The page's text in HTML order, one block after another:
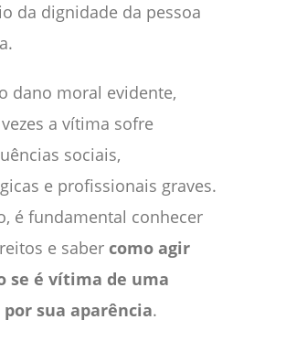
da dignidade da pessoa
dano moral evidente,
a vítima sofre
sociais,
e profissionais graves.
é fundamental conhecer
e saber como agir
se é vítima de uma
por sua aparência.